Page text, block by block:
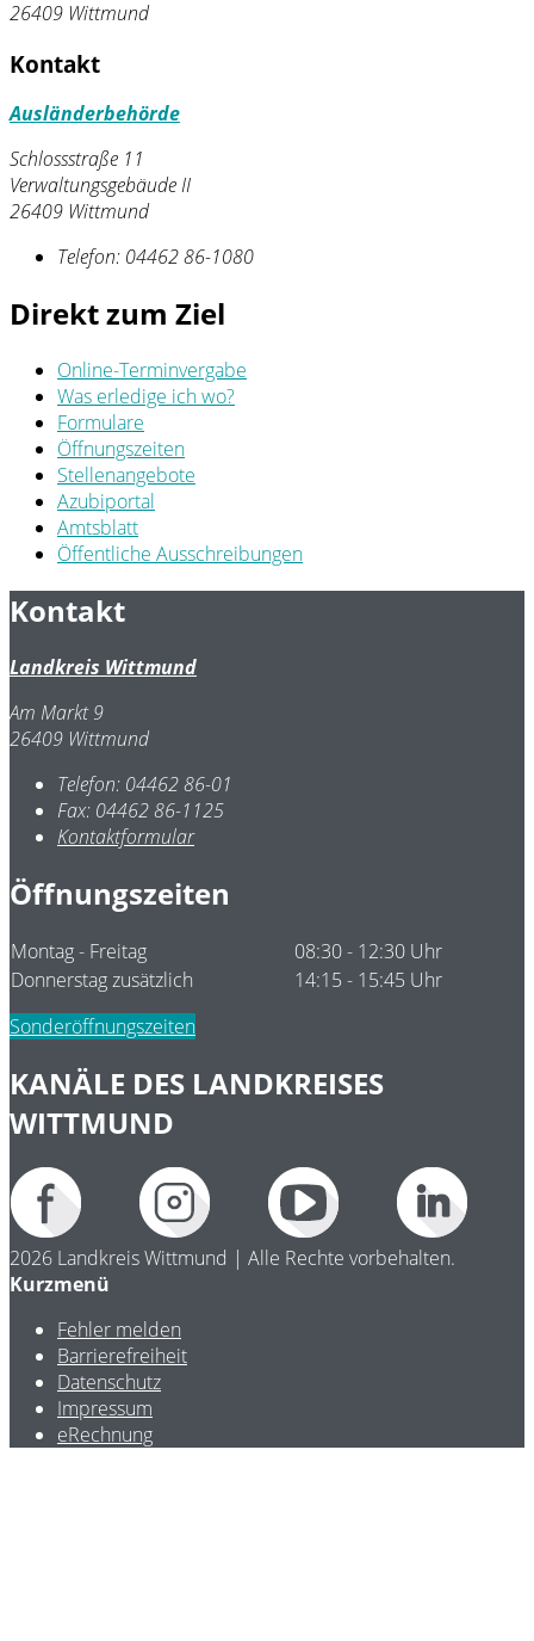
26409 Wittmund
Kontakt
Ausländerbehörde
Schlossstraße 11
Verwaltungsgebäude II
26409 Wittmund
Telefon: 04462 86-1080
Direkt zum Ziel
Online-Terminvergabe
Was erledige ich wo?
Formulare
Öffnungszeiten
Stellenangebote
Azubiportal
Amtsblatt
Öffentliche Ausschreibungen
Kontakt
Landkreis Wittmund
Am Markt 9
26409 Wittmund
Telefon: 04462 86-01
Fax: 04462 86-1125
Kontaktformular
Öffnungszeiten
Montag - Freitag
08:30 - 12:30 Uhr
Donnerstag zusätzlich
14:15 - 15:45 Uhr
Sonderöffnungszeiten
KANÄLE DES LANDKREISES
WITTMUND
2026 Landkreis Wittmund | Alle Rechte vorbehalten.
Kurzmenü
Fehler melden
Barrierefreiheit
Datenschutz
Impressum
eRechnung